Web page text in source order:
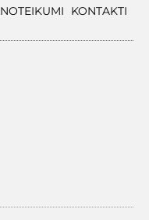
NOTEIKUMI KONTAKTI